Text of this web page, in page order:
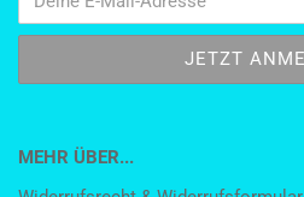
MEHR ÜBER...